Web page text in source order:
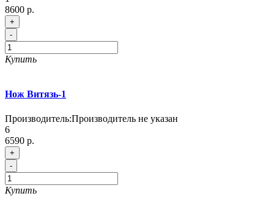
8600 р.
+
-
Купить
Нож Витязь-1
Производитель:Производитель не указан
6
6590 р.
+
-
Купить